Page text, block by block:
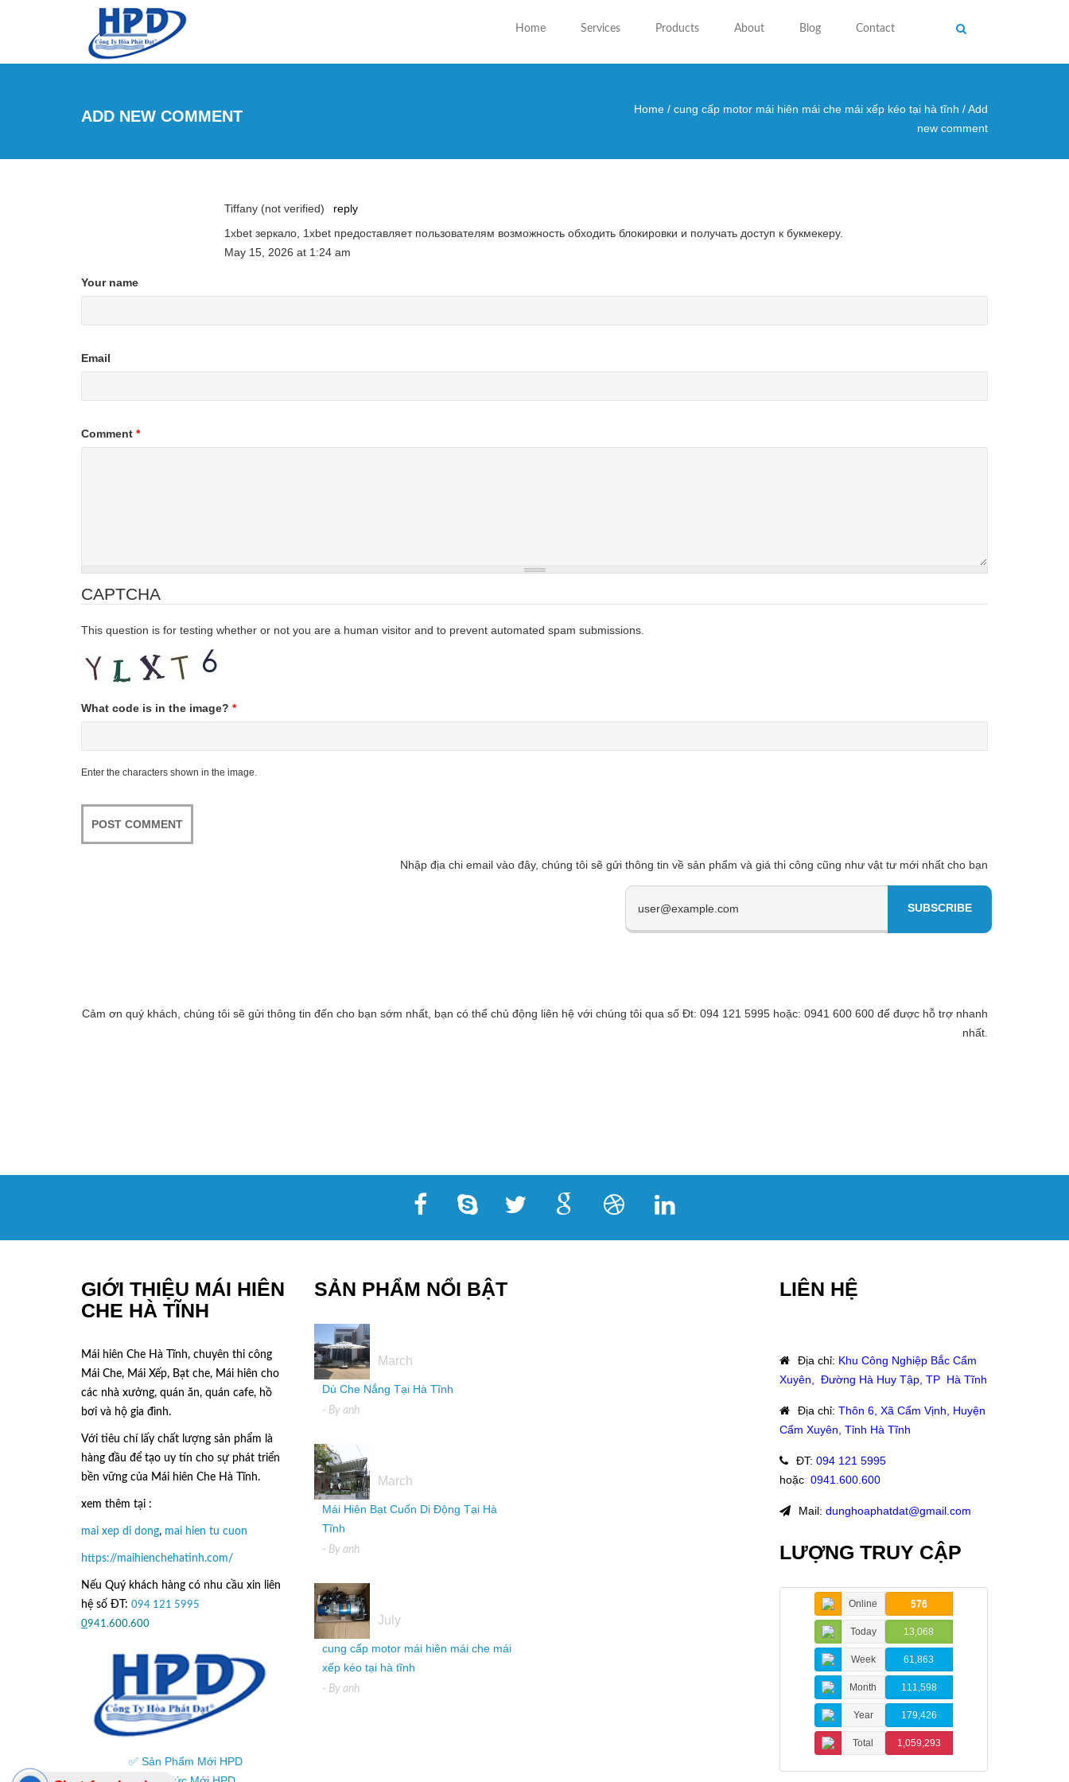
Skip to main content
Home Services Products About Blog Contact
ADD NEW COMMENT You are here
Home / cung cấp motor mái hiên mái che mái xếp kéo tại hà tĩnh /Add
new comment
Tiffany (not verified)
reply
1xbet зеркало, 1xbet предоставляет пользователям возможность обходить блокировки и получать доступ к букмекеру.
May 15, 2026 at 1:24 am
Your name
Email
Comment *
CAPTCHA
This question is for testing whether or not you are a human visitor and to prevent automated spam submissions.
What code is in the image? *
Enter the characters shown in the image.
Nhập địa chi email vào đây, chúng tôi sẽ gửi thông tin về sản phẩm và giá thi công cũng như vật tư mới nhất cho bạn
Cảm ơn quý khách, chúng tôi sẽ gửi thông tin đến cho bạn sớm nhất, bạn có thể chủ động liên hệ với chúng tôi qua số Đt: 094 121 5995 hoặc: 0941 600 600 để được hỗ trợ nhanh
nhất.
GIỚI THIỆU MÁI HIÊN
CHE HÀ TĨNH
Mái hiên Che Hà Tĩnh, chuyên thi công
Mái Che, Mái Xếp, Bạt che, Mái hiên cho
các nhà xưởng, quán ăn, quán cafe, hồ
bơi và hộ gia đình.
Với tiêu chí lấy chất lượng sản phẩm là
hàng đầu để tạo uy tín cho sự phát triển
bền vững của Mái hiên Che Hà Tĩnh.
xem thêm tại :
mai xep di dong, mai hien tu cuon
https://maihienchehatinh.com/
Nếu Quý khách hàng có nhu cầu xin liên
hệ số ĐT: 094 121 5995
0941.600.600
✅ Sản Phẩm Mới HPD
SẢN PHẨM NỔI BẬT
March
Dù Che Nắng Tại Hà Tĩnh
- By anh
March
Mái Hiên Bạt Cuốn Di Động Tại Hà
Tĩnh
- By anh
July
cung cấp motor mái hiên mái che mái
xếp kéo tại hà tĩnh
- By anh
LIÊN HỆ
Địa chỉ: Khu Công Nghiệp Bắc Cẩm
Xuyên, Đường Hà Huy Tập, TP Hà Tĩnh
Địa chỉ: Thôn 6, Xã Cẩm Vịnh, Huyện
Cẩm Xuyên, Tỉnh Hà Tĩnh
ĐT: 094 121 5995
hoặc: 0941.600.600
Mail: dunghoaphatdat@gmail.com
LƯỢNG TRUY CẬP
Online 576
Today 13,068
Week 61,863
Month 111,598
Year 179,426
Total 1,059,293